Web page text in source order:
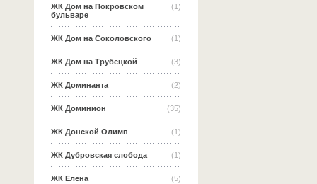
(1)
ЖК Дом на Покровском
бульваре
(1)
ЖК Дом на Соколовского
(3)
ЖК Дом на Трубецкой
(2)
ЖК Доминанта
(35)
ЖК Доминион
(1)
ЖК Донской Олимп
(1)
ЖК Дубровская слобода
(5)
ЖК Елена